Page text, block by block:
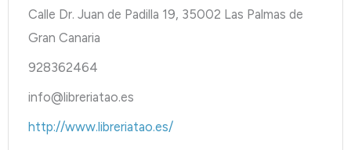
Calle Dr. Juan de Padilla 19, 35002 Las Palmas de
Gran Canaria
928362464
info@libreriatao.es
http://www.libreriatao.es/